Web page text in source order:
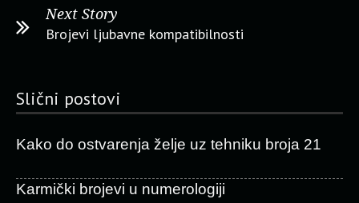
Next Story
Brojevi ljubavne kompatibilnosti
Slični postovi
Kako do ostvarenja želje uz tehniku broja 21
Karmički brojevi u numerologiji